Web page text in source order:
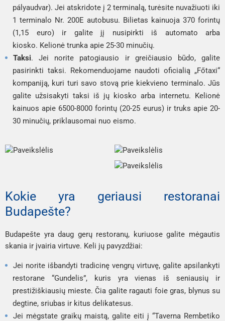
pályaudvar). Jei atskridote į 2 terminalą, turėsite nuvažiuoti iki
1 terminalo Nr. 200E autobusu. Bilietas kainuoja 370 forintų
(1,15 euro) ir galite jį nusipirkti iš automato arba
kiosko. Kelionė trunka apie 25-30 minučių.
Taksi. Jei norite patogiausio ir greičiausio būdo, galite
pasirinkti taksi. Rekomenduojame naudoti oficialią „Főtaxi“
kompaniją, kuri turi savo stovą prie kiekvieno terminalo. Jūs
galite užsisakyti taksi iš jų kiosko arba internetu. Kelionė
kainuos apie 6500-8000 forintų (20-25 eurus) ir truks apie 20-
30 minučių, priklausomai nuo eismo.
Kokie yra geriausi restoranai
Budapešte?
Budapešte yra daug gerų restoranų, kuriuose galite mėgautis
skania ir įvairia virtuve. Keli jų pavyzdžiai:
Jei norite išbandyti tradicinę vengrų virtuvę, galite apsilankyti
restorane “Gundelis”, kuris yra vienas iš seniausių ir
prestižiškiausių mieste. Čia galite ragauti foie gras, blynus su
degtine, sriubas ir kitus delikatesus.
Jei mėgstate graikų maistą, galite eiti į “Taverna Rembetiko